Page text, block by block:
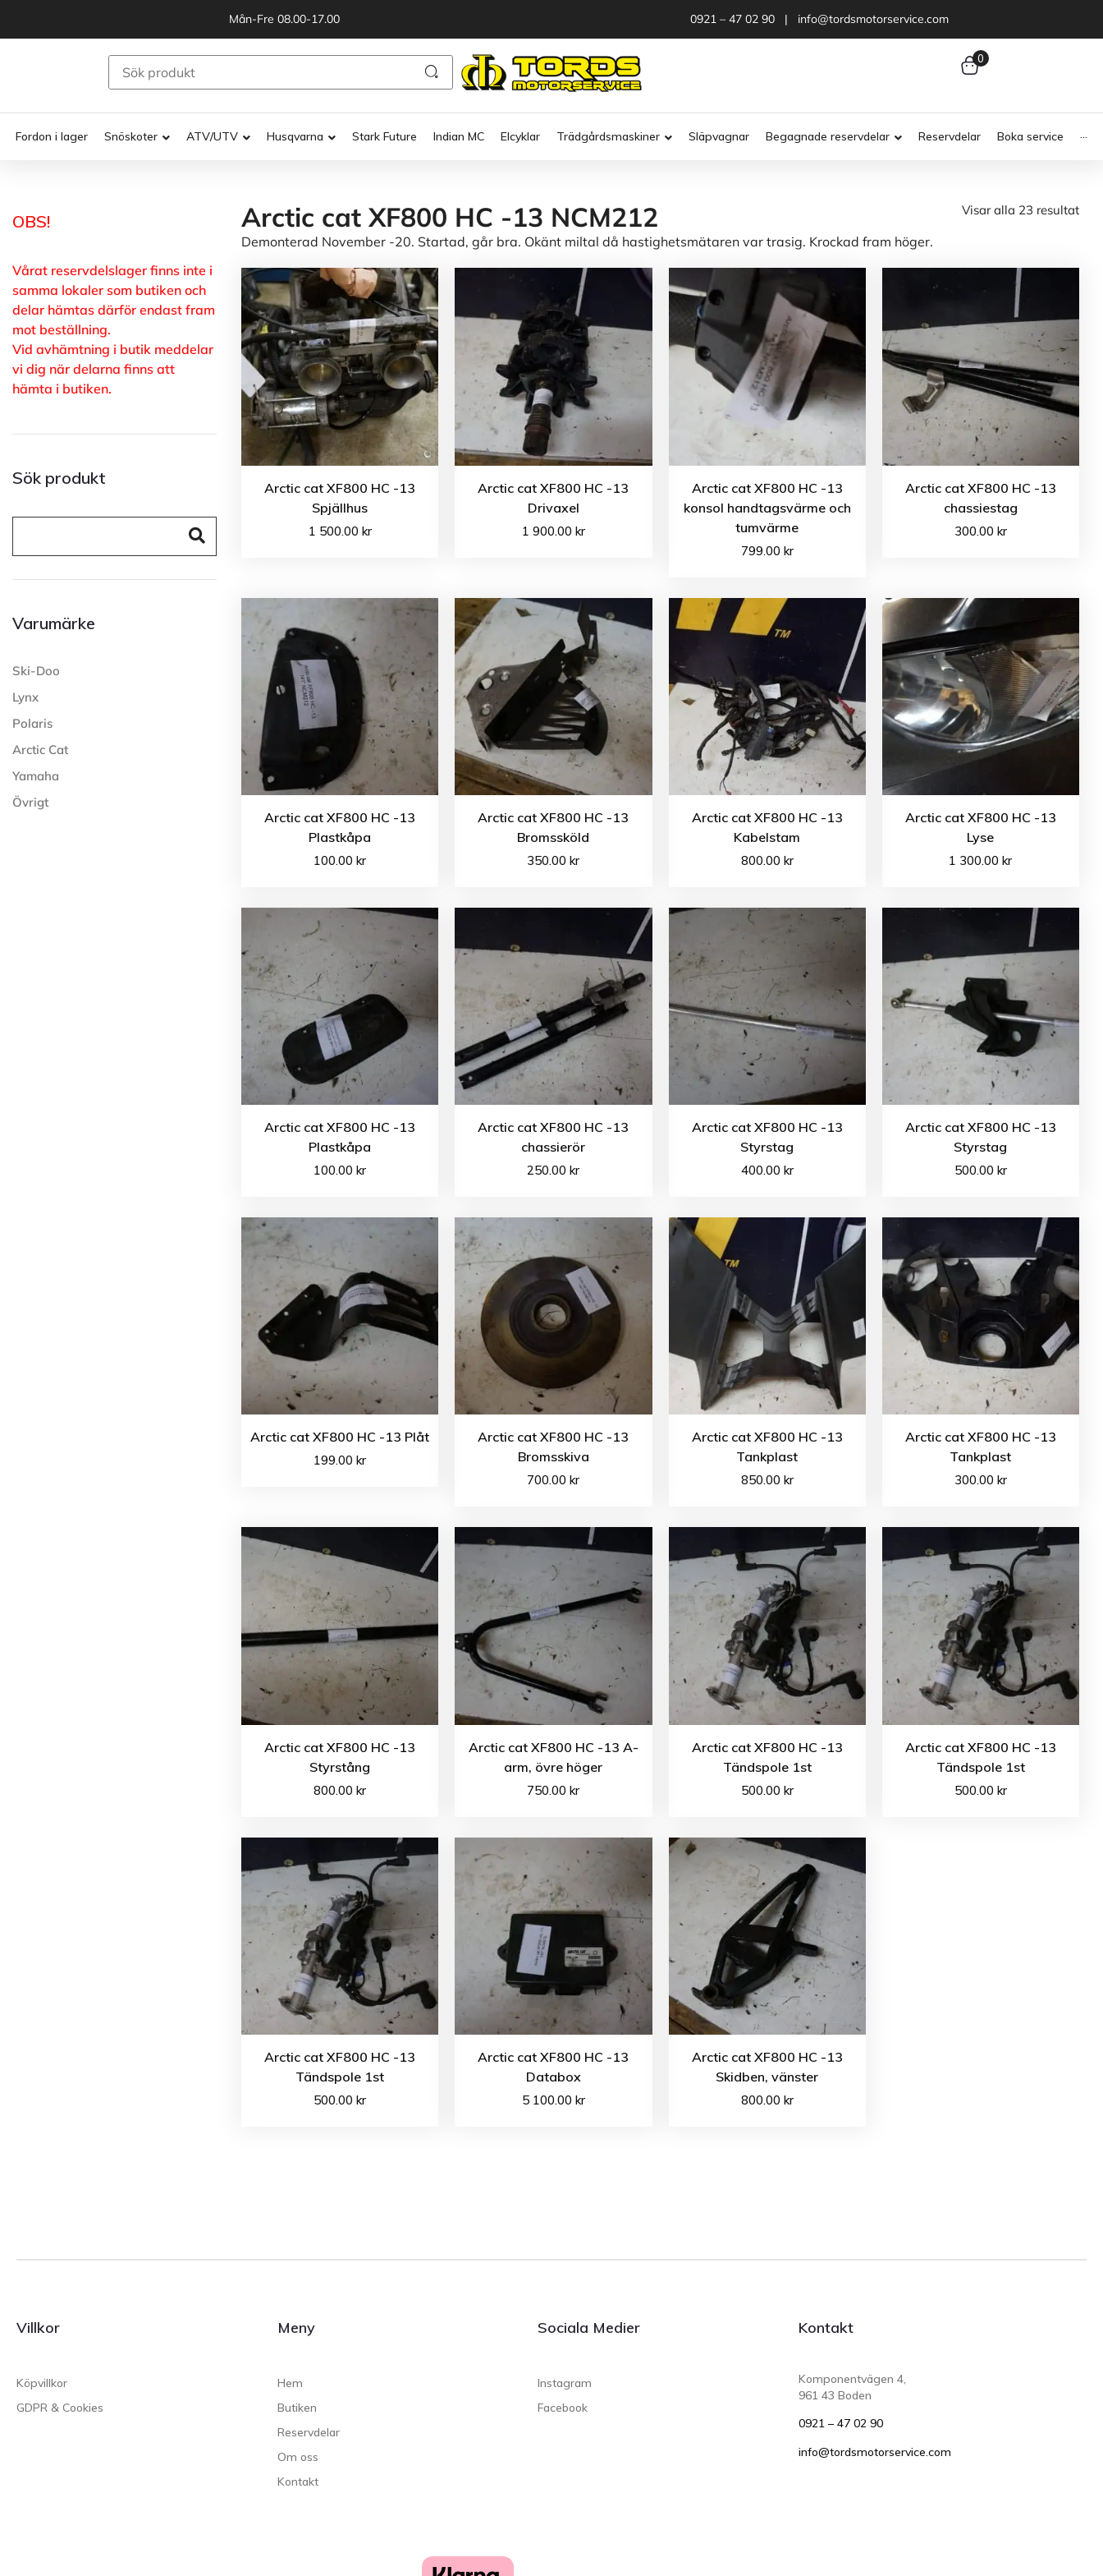
Mån-Fre 08.00-17.00 0921 – 47 02 90 | info@tordsmotorservice.com
0
Fordon i lager Snöskoter ATV/UTV Husqvarna Stark Future Indian MC Elcyklar Trädgårdsmaskiner Släpvagnar Begagnade reservdelar Reservdelar Boka service ···
OBS!
Vårat reservdelslager finns inte i
samma lokaler som butiken och
delar hämtas därför endast fram
mot beställning.
Vid avhämtning i butik meddelar
vi dig när delarna finns att
hämta i butiken.
Sök produkt
Varumärke
Ski-Doo
Lynx
Polaris
Arctic Cat
Yamaha
Övrigt
Arctic cat XF800 HC -13 NCM212 Visar alla 23 resultat
Demonterad November -20. Startad, går bra. Okänt miltal då hastighetsmätaren var trasig. Krockad fram höger.
Arctic cat XF800 HC -13
Spjällhus
1 500.00 kr
Arctic cat XF800 HC -13
Drivaxel
1 900.00 kr
Arctic cat XF800 HC -13
konsol handtagsvärme och
tumvärme
799.00 kr
Arctic cat XF800 HC -13
chassiestag
300.00 kr
Arctic cat XF800 HC -13
Plastkåpa
100.00kr
Arctic cat XF800 HC -13
Bromssköld
350.00kr
Arctic cat XF800 HC -13
Kabelstam
800.00 kr
Arctic cat XF800 HC -13
Lyse
1 300.00kr
Arctic cat XF800 HC -13
Plastkåpa
100.00kr
Arctic cat XF800 HC -13
chassierör
250.00kr
Arctic cat XF800 HC -13
Styrstag
400.00 kr
Arctic cat XF800 HC -13
Styrstag
500.00 kr
Arctic cat XF800 HC -13 Plåt
199.00kr
Arctic cat XF800 HC -13
Bromsskiva
700.00kr
Arctic cat XF800 HC -13
Tankplast
850.00 kr
Arctic cat XF800 HC -13
Tankplast
300.00 kr
Arctic cat XF800 HC -13
Styrstång
800.00kr
Arctic cat XF800 HC -13 A-
arm, övre höger
750.00kr
Arctic cat XF800 HC -13
Tändspole 1st
500.00 kr
Arctic cat XF800 HC -13
Tändspole 1st
500.00 kr
Arctic cat XF800 HC -13
Tändspole 1st
500.00kr
Arctic cat XF800 HC -13
Databox
5 100.00 kr
Arctic cat XF800 HC -13
Skidben, vänster
800.00 kr
Villkor
Köpvillkor
GDPR & Cookies
Meny
Hem
Butiken
Reservdelar
Om oss
Kontakt
Sociala Medier
Instagram
Facebook
Kontakt
Komponentvägen 4,
961 43 Boden
0921 – 47 02 90
info@tordsmotorservice.com